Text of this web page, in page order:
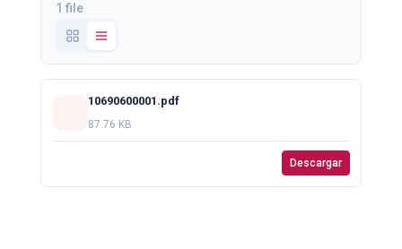
1 file
10690600001.pdf
87.76 KB
Descargar